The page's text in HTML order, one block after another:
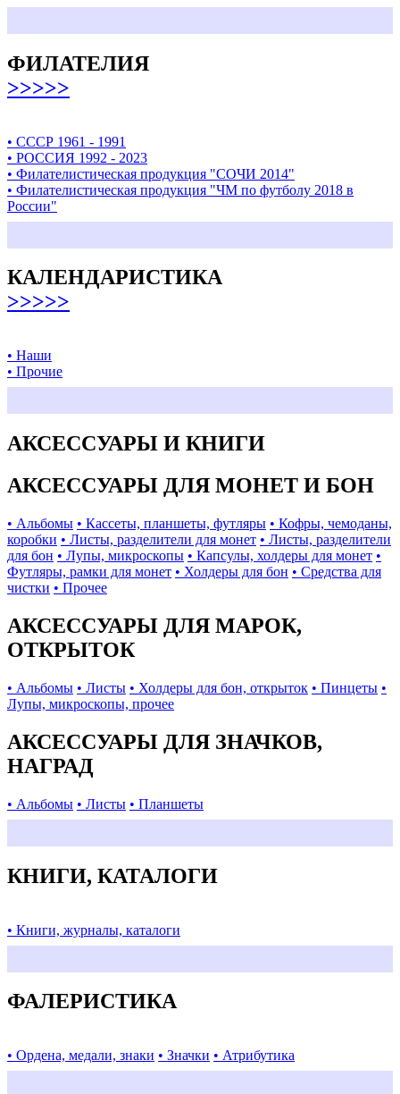
ФИЛАТЕЛИЯ
>>>>>
• СССР 1961 - 1991
• РОССИЯ 1992 - 2023
• Филателистическая продукция "СОЧИ 2014"
• Филателистическая продукция "ЧМ по футболу 2018 в
России"
КАЛЕНДАРИСТИКА
>>>>>
• Наши
• Прочие
АКСЕССУАРЫ И КНИГИ
АКСЕССУАРЫ ДЛЯ МОНЕТ И БОН
• Альбомы • Кассеты, планшеты, футляры • Кофры, чемоданы,
коробки • Листы, разделители для монет • Листы, разделители
для бон • Лупы, микроскопы • Капсулы, холдеры для монет •
Футляры, рамки для монет • Холдеры для бон • Средства для
чистки • Прочее
АКСЕССУАРЫ ДЛЯ МАРОК,
ОТКРЫТОК
• Альбомы • Листы • Холдеры для бон, открыток • Пинцеты •
Лупы, микроскопы, прочее
АКСЕССУАРЫ ДЛЯ ЗНАЧКОВ,
НАГРАД
• Альбомы • Листы • Планшеты
КНИГИ, КАТАЛОГИ
• Книги, журналы, каталоги
ФАЛЕРИСТИКА
• Ордена, медали, знаки • Значки • Атрибутика